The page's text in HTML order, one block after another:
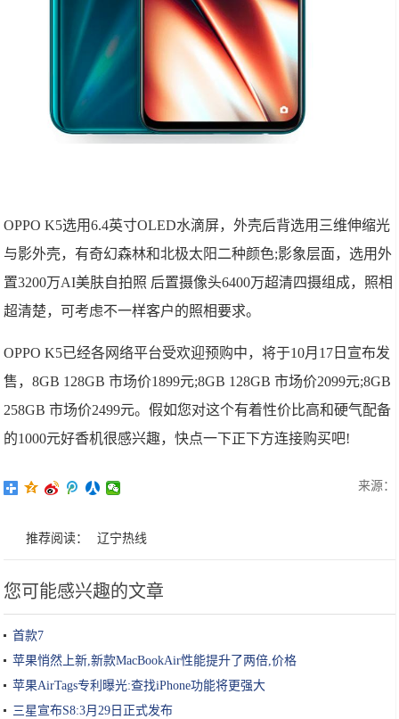
OPPO K5选用6.4英寸OLED水滴屏，外壳后背选用三维伸缩光
与影外壳，有奇幻森林和北极太阳二种颜色;影象层面，选用外
置3200万AI美肤自拍照 后置摄像头6400万超清四摄组成，照相
超清楚，可考虑不一样客户的照相要求。
OPPO K5已经各网络平台受欢迎预购中，将于10月17日宣布发
售，8GB 128GB 市场价1899元;8GB 128GB 市场价2099元;8GB
258GB 市场价2499元。假如您对这个有着性价比高和硬气配备
的1000元好香机很感兴趣，快点一下正下方连接购买吧!
来源：
推荐阅读： 辽宁热线
您可能感兴趣的文章
首款7
苹果悄然上新,新款MacBookAir性能提升了两倍,价格
苹果AirTags专利曝光:查找iPhone功能将更强大
三星宣布S8:3月29日正式发布